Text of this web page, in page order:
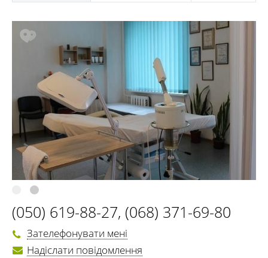
(050) 619-88-27, (068) 371-69-80
Зателефонувати мені
Надіслати повідомлення